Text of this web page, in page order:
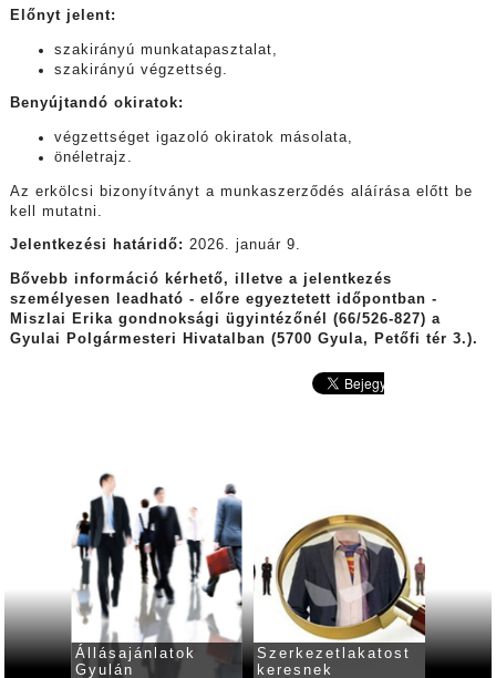
Előnyt jelent:
szakirányú munkatapasztalat,
szakirányú végzettség.
Benyújtandó okiratok:
végzettséget igazoló okiratok másolata,
önéletrajz.
Az erkölcsi bizonyítványt a munkaszerződés aláírása előtt be
kell mutatni.
Jelentkezési határidő: 2026. január 9.
Bővebb információ kérhető, illetve a jelentkezés
személyesen leadható - előre egyeztetett időpontban -
Miszlai Erika gondnoksági ügyintézőnél (66/526-827) a
Gyulai Polgármesteri Hivatalban (5700 Gyula, Petőfi tér 3.).
Állásajánlatok
Gyulán
Szerkezetlakatost
keresnek